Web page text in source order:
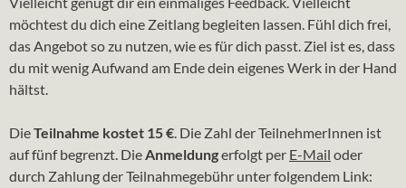
möchtest du dich eine Zeitlang begleiten lassen. Fühl dich frei,
das Angebot so zu nutzen, wie es für dich passt. Ziel ist es, dass
du mit wenig Aufwand am Ende dein eigenes Werk in der Hand
hältst.
DieTeilnahme kostet 15 €. Die Zahl der TeilnehmerInnen ist
auf fünf begrenzt. DieAnmeldungerfolgt per E-Mail oder
durch Zahlung der Teilnahmegebühr unter folgendem Link: